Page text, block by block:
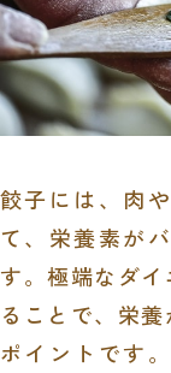
餃子には、肉
て、栄養素が
す。極端なダ
ることで、栄
ポイントです